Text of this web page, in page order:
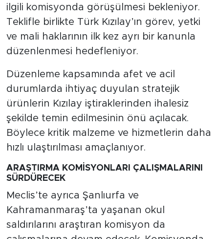
ilgili komisyonda görüşülmesi bekleniyor.
Teklifle birlikte Türk Kızılay’ın görev, yetki
ve mali haklarının ilk kez ayrı bir kanunla
düzenlenmesi hedefleniyor.
Düzenleme kapsamında afet ve acil
durumlarda ihtiyaç duyulan stratejik
ürünlerin Kızılay iştiraklerinden ihalesiz
şekilde temin edilmesinin önü açılacak.
Böylece kritik malzeme ve hizmetlerin daha
hızlı ulaştırılması amaçlanıyor.
ARAŞTIRMA KOMİSYONLARI ÇALIŞMALARINI
SÜRDÜRECEK
Meclis’te ayrıca Şanlıurfa ve
Kahramanmaraş’ta yaşanan okul
saldırılarını araştıran komisyon da